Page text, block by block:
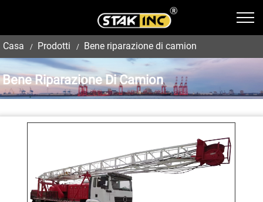
Casa Prodotti Bene riparazione di camion
Bene Riparazione Di Camion